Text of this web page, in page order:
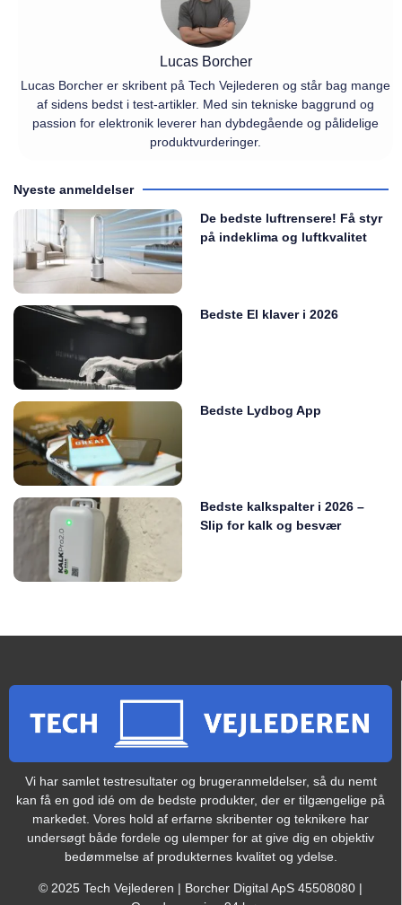
Lucas Borcher
Lucas Borcher er skribent på Tech Vejlederen og står bag mange
af sidens bedst i test-artikler. Med sin tekniske baggrund og
passion for elektronik leverer han dybdegående og pålidelige
produktvurderinger.
Nyeste anmeldelser
De bedste luftrensere! Få styr
på indeklima og luftkvalitet
Bedste El klaver i 2026
Bedste Lydbog App
Bedste kalkspalter i 2026 –
Slip for kalk og besvær
Vi har samlet testresultater og brugeranmeldelser, så du nemt
kan få en god idé om de bedste produkter, der er tilgængelige på
markedet. Vores hold af erfarne skribenter og teknikere har
undersøgt både fordele og ulemper for at give dig en objektiv
bedømmelse af produkternes kvalitet og ydelse.
© 2025 Tech Vejlederen | Borcher Digital ApS 45508080 |